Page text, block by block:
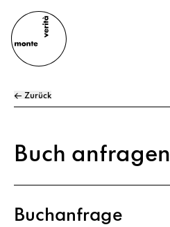
← Zurück
Buch anfragen
Buchanfrage